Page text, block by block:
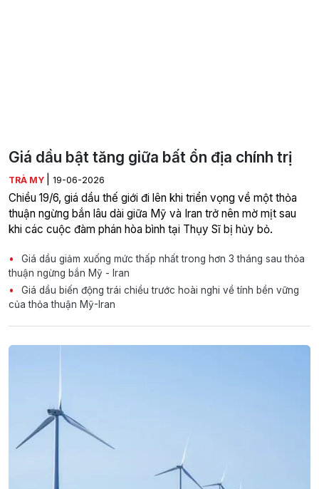
Giá dầu bật tăng giữa bất ổn địa chính trị
TRÀ MY 19-06-2026
Chiều 19/6, giá dầu thế giới đi lên khi triển vọng về một thỏa
thuận ngừng bắn lâu dài giữa Mỹ và Iran trở nên mờ mịt sau
khi các cuộc đàm phán hòa bình tại Thụy Sĩ bị hủy bỏ.
Giá dầu giảm xuống mức thấp nhất trong hơn 3 tháng sau thỏa
thuận ngừng bắn Mỹ - Iran
Giá dầu biến động trái chiều trước hoài nghi về tính bền vững
của thỏa thuận Mỹ-Iran